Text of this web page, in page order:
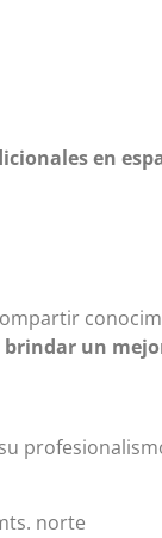
en
brindar un
norte